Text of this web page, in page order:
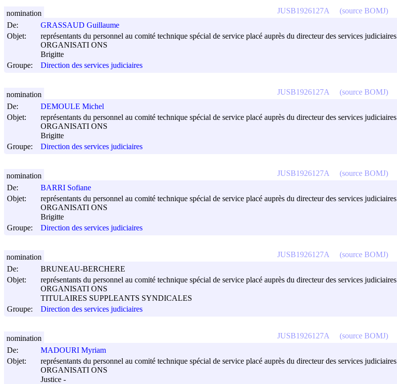
De:
GRASSAUD Guillaume
Objet:
représentants du personnel au comité technique spécial de service placé auprès du directeur des services judiciaires
ORGANISATI ONS
Brigitte
Groupe:
Direction des services judiciaires
JUSB1926127A (source BOMJ)
nomination
De:
DEMOULE Michel
Objet:
représentants du personnel au comité technique spécial de service placé auprès du directeur des services judiciaires
ORGANISATI ONS
Brigitte
Groupe:
Direction des services judiciaires
JUSB1926127A (source BOMJ)
nomination
De:
BARRI Sofiane
Objet:
représentants du personnel au comité technique spécial de service placé auprès du directeur des services judiciaires
ORGANISATI ONS
Brigitte
Groupe:
Direction des services judiciaires
JUSB1926127A (source BOMJ)
nomination
De:
BRUNEAU-BERCHERE
Objet:
représentants du personnel au comité technique spécial de service placé auprès du directeur des services judiciaires
ORGANISATI ONS
TITULAIRES SUPPLEANTS SYNDICALES
Groupe:
Direction des services judiciaires
JUSB1926127A (source BOMJ)
nomination
De:
MADOURI Myriam
Objet:
représentants du personnel au comité technique spécial de service placé auprès du directeur des services judiciaires
ORGANISATI ONS
Justice -
JUSB1926127A (source BOMJ)
nomination